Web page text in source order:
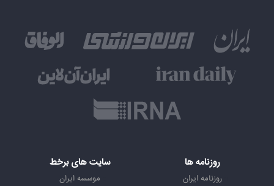
روزنامه ها
روزنامه ایران
سایت های برخط
موسسه ایران